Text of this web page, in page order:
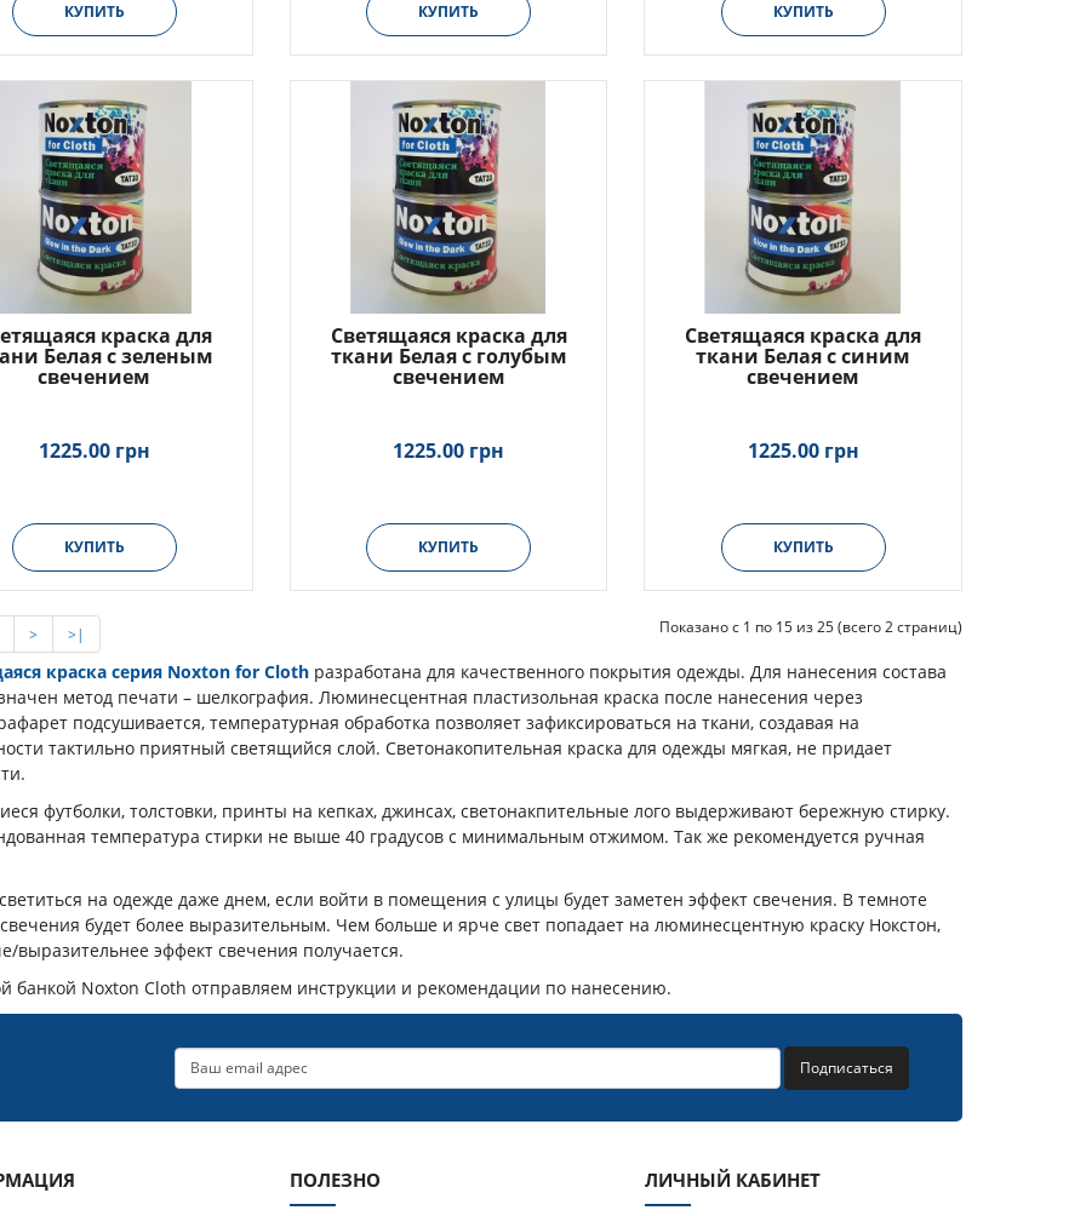
КУПИТЬ КУПИТЬ КУПИТЬ
краска для
Белая с зеленым
свечением
1225.00 грн
КУПИТЬ
Светящаяся краска для
ткани Белая с голубым
свечением
1225.00 грн
КУПИТЬ
Светящаяся краска для
ткани Белая с синим
свечением
1225.00 грн
КУПИТЬ
> >| Показано с 1 по 15 из 25 (всего 2 страниц)
краска серия Noxton for Clothразработана для качественного покрытия одежды. Для нанесения состава
метод печати – шелкография. Люминесцентная пластизольная краска после нанесения через
подсушивается, температурная обработка позволяет зафиксироваться на ткани, создавая на
тактильно приятный светящийся слой. Светонакопительная краска для одежды мягкая, не придает
футболки, толстовки, принты на кепках, джинсах, светонакпительные лого выдерживают бережную стирку.
температура стирки не выше 40 градусов с минимальным отжимом. Так же рекомендуется ручная
на одежде даже днем, если войти в помещения с улицы будет заметен эффект свечения. В темноте
будет более выразительным. Чем больше и ярче свет попадает на люминесцентную краску Нокстон,
выразительнее эффект свечения получается.
банкой Noxton Cloth отправляем инструкции и рекомендации по нанесению.
Подписаться
ПОЛЕЗНО ЛИЧНЫЙ КАБИНЕТ